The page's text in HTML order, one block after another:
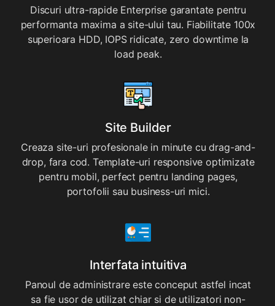
Discuri ultra-rapide Enterprise garantate pentru
performanta maxima a site-ului tau. Fiabilitate 100x
superioara HDD, IOPS ridicate, zero downtime la
load peak.
Site Builder
Creaza site-uri profesionale in minute cu drag-and-
drop, fara cod. Template-uri responsive optimizate
pentru mobil, perfect pentru landing pages,
portofolii sau business-uri mici.
Interfata intuitiva
Panoul de administrare este conceput astfel incat
sa fie usor de utilizat chiar si de utilizatori non-